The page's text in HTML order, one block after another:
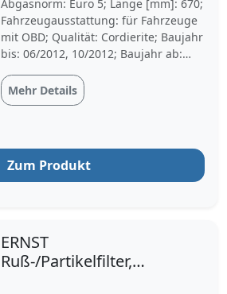
Abgasnorm: Euro 5; Länge [mm]: 670;
Fahrzeugausstattung: für Fahrzeuge
mit OBD; Qualität: Cordierite; Baujahr
bis: 06/2012, 10/2012; Baujahr ab:
10/2012
Mehr Details
Zum Produkt
ERNST
Ruß-/Partikelfilter,